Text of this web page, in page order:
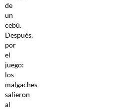
de
un
cebú.
Después,
por
el
juego:
los
malgaches
salieron
al